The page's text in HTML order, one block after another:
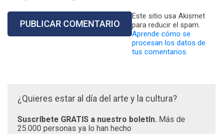
Este sitio usa Akismet
para reducir el spam.
Aprende cómo se
procesan los datos de
tus comentarios.
¿Quieres estar al día del arte y la cultura?
Suscríbete GRATIS a nuestro boletín. Más de
25.000 personas ya lo han hecho